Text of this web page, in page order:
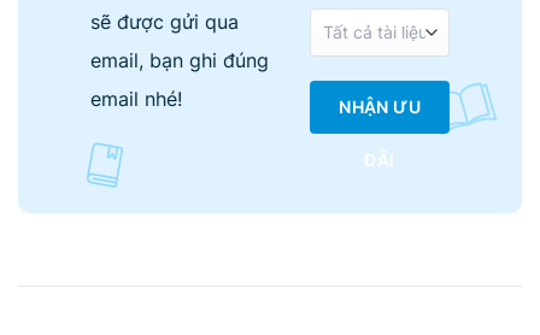
sẽ được gửi qua
email, bạn ghi đúng
email nhé!
NHẬN ƯU
ĐÃI